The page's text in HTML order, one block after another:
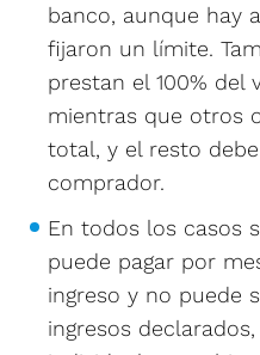
banco, aunque hay
fijaron un límite.
prestan el 100% del
mientras que otros
total, y el resto
comprador.
En todos los casos
puede pagar por
ingreso y no puede
ingresos